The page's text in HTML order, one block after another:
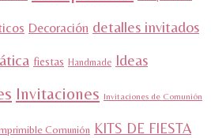
Decoración detalles invitados
fiestas Handmade Ideas
Invitaciones Invitaciones de Comunión
Comunión KITS DE FIESTA